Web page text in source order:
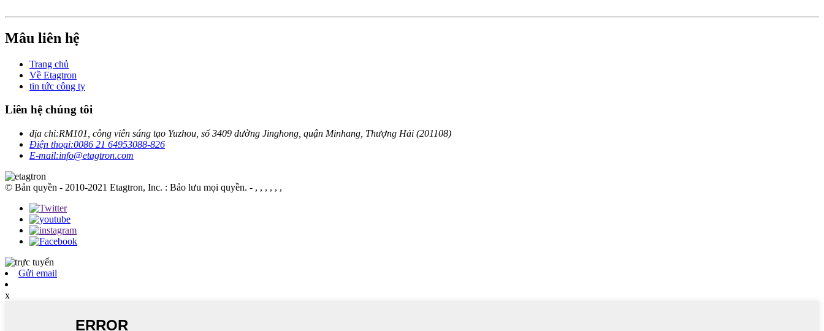
Mâu liên hệ
Trang chủ
Về Etagtron
tin tức công ty
Liên hệ chúng tôi
địa chỉ:RM101, công viên sáng tạo Yuzhou, số 3409 đường Jinghong, quận Minhang, Thượng Hải (201108)
Điện thoại:0086 21 64953088-826
E-mail:info@etagtron.com
© Bản quyền - 2010-2021 Etagtron, Inc. : Bảo lưu mọi quyền. - , , , , , ,
Gửi email
x